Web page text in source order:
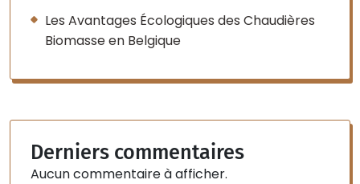
Les Avantages Écologiques des Chaudières
Biomasse en Belgique
Derniers commentaires
Aucun commentaire à afficher.